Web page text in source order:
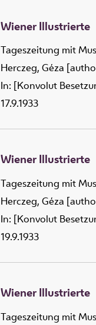
Wiener Illustrierte
Tageszeitung mit
Herczeg, Géza
In: [Konvolut
17.9.1933
Wiener Illustrierte
Tageszeitung mit
Herczeg, Géza
In: [Konvolut
19.9.1933
Wiener Illustrierte
Tageszeitung mit